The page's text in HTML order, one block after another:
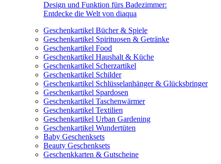
Design und Funktion fürs Badezimmer:
Entdecke die Welt von diaqua
Geschenkartikel Bücher & Spiele
Geschenkartikel Spirituosen & Getränke
Geschenkartikel Food
Geschenkartikel Haushalt & Küche
Geschenkartikel Scherzartikel
Geschenkartikel Schilder
Geschenkartikel Schlüsselanhänger & Glücksbringer
Geschenkartikel Spardosen
Geschenkartikel Taschenwärmer
Geschenkartikel Textilien
Geschenkartikel Urban Gardening
Geschenkartikel Wundertüten
Baby Geschenksets
Beauty Geschenksets
Geschenkkarten & Gutscheine